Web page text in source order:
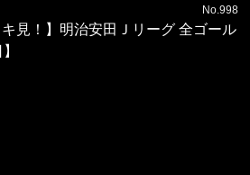
No.998
キ見！】明治安田Ｊリーグ 全ゴール